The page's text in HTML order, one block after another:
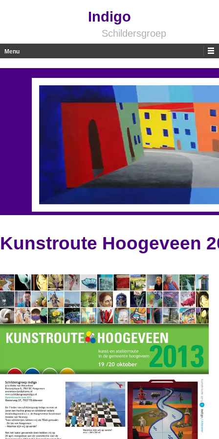
Indigo
Schildersgroep
Menu
Kunstroute Hoogeveen